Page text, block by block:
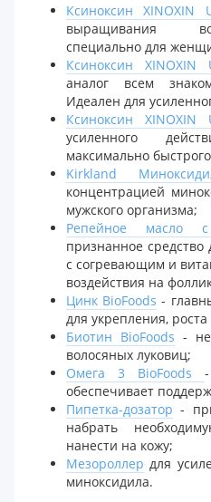
Ксиноксин XINOXIN
выращивания
специально для
Ксиноксин XINOXIN
аналог всем
Идеален для
Ксиноксин XINOXIN
усиленного
максимально
Kirkland
концентрацией
мужского организма;
Репейное масло
признанное
с согревающим и
воздействия на
Цинк BioFoods -
для укрепления,
Биотин BioFoods -
волосяных луковиц;
Омега 3 BioFoods
обеспечивает
Пипетка-дозатор -
набрать
нанести на кожу;
Мезороллер для
миноксидила.